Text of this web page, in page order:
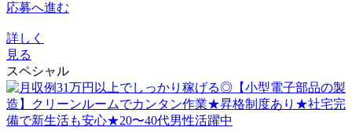
応募へ進む
詳しく
見る
スペシャル